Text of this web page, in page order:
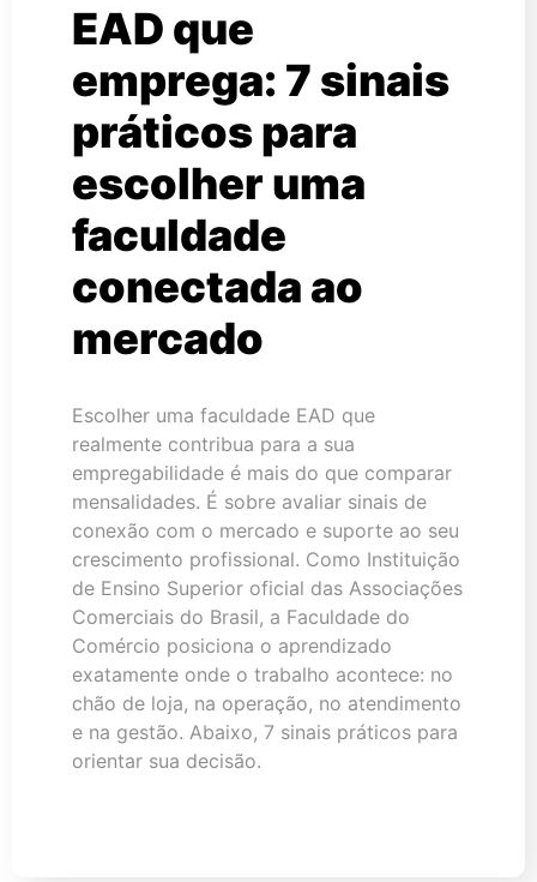
EAD que
emprega: 7 sinais
práticos para
escolher uma
faculdade
conectada ao
mercado
Escolher uma faculdade EAD que
realmente contribua para a sua
empregabilidade é mais do que comparar
mensalidades. É sobre avaliar sinais de
conexão com o mercado e suporte ao seu
crescimento profissional. Como Instituição
de Ensino Superior oficial das Associações
Comerciais do Brasil, a Faculdade do
Comércio posiciona o aprendizado
exatamente onde o trabalho acontece: no
chão de loja, na operação, no atendimento
e na gestão. Abaixo, 7 sinais práticos para
orientar sua decisão.